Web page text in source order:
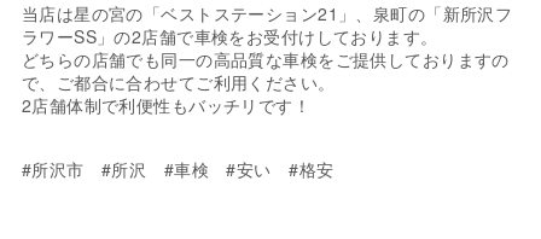
当店は星の宮の「ベストステーション21」、泉町の「新所沢フ
ラワーSS」の2店舗で車検をお受付けしております。
どちらの店舗でも同一の高品質な車検をご提供しておりますの
で、ご都合に合わせてご利用ください。
2店舗体制で利便性もバッチリです！
#所沢市 #所沢 #車検 #安い #格安